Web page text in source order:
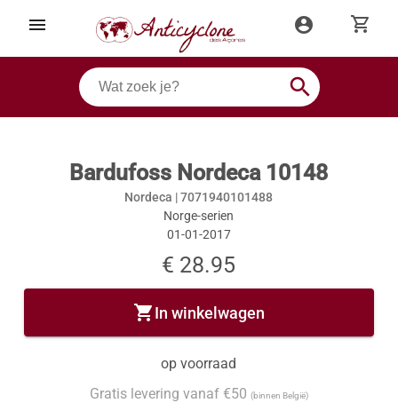
menu account_circle shopping_cart
search
Bardufoss Nordeca 10148
Nordeca |7071940101488
Norge-serien
01-01-2017
€ 28.95
shopping_cartIn winkelwagen
op voorraad
Gratis levering vanaf €50 (binnen België)